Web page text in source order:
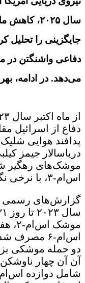
سال ۲۰۲۵،
جایگزینی را تحلیل
دفاعی واشنگتن در
می‌دهد. در ادامه،
دفاع از اسرائیل
پدافند هوایی
دریاسالار جیمز
موشک‌های رهگیر
اس‌ام-۳، با نرخی نگران‌کننده مصرف می‌شوند.
گزارش‌های رسمی
دو حمله موشکی